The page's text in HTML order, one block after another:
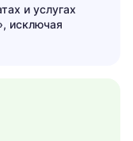
и услугах
исключая